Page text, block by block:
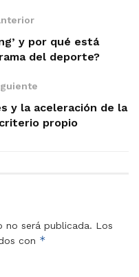
y por qué está
del deporte?
y la aceleración de la
propio
no será publicada. Los
con *